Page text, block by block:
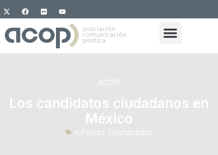
ACOP
Los candidatos ciudadanos en
México
A Fondo Destacados